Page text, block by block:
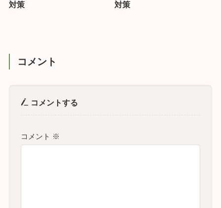
対策
対策
コメント
コメントする
コメント ※